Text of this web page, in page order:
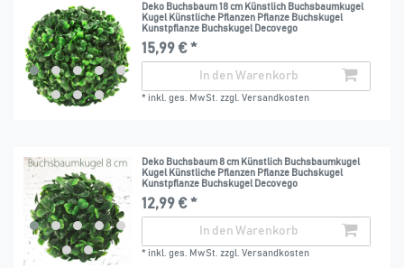
Deko Buchsbaum 18 cm Künstlich Buchsbaumkugel
Kugel Künstliche Pflanzen Pflanze Buchskugel
Kunstpflanze Buchskugel Decovego
15,99 € *
In den Warenkorb
* inkl. ges. MwSt. zzgl.Versandkosten
Deko Buchsbaum 8 cm Künstlich Buchsbaumkugel
Kugel Künstliche Pflanzen Pflanze Buchskugel
Kunstpflanze Buchskugel Decovego
12,99 € *
In den Warenkorb
* inkl. ges. MwSt. zzgl.Versandkosten